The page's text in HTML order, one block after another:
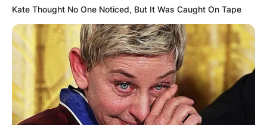
Kate Thought No One Noticed, But It Was Caught On Tape